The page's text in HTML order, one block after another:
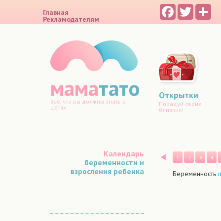
Главная
Рекламодателям
FacebookTwitter
маматато
Все, что вы должны знать о
детях
Открытки
Порадуй своих
близких!
Календарь
беременности и
взросления ребенка
Назад
1 2 3 4
Беременность